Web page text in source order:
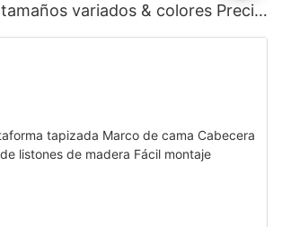
variados & colores Precio
JLH